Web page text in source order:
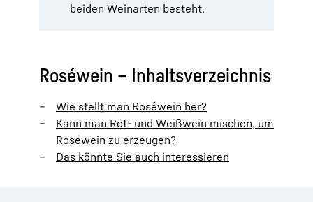
beiden Weinarten besteht.
Roséwein – Inhaltsverzeichnis
Wie stellt man Roséwein her?
Kann man Rot- und Weißwein mischen, um
Roséwein zu erzeugen?
Das könnte Sie auch interessieren